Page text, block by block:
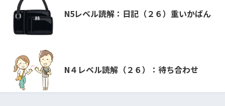
N5レベル読解：日記（２６）重いかばん
N４レベル読解（２６）：待ち合わせ